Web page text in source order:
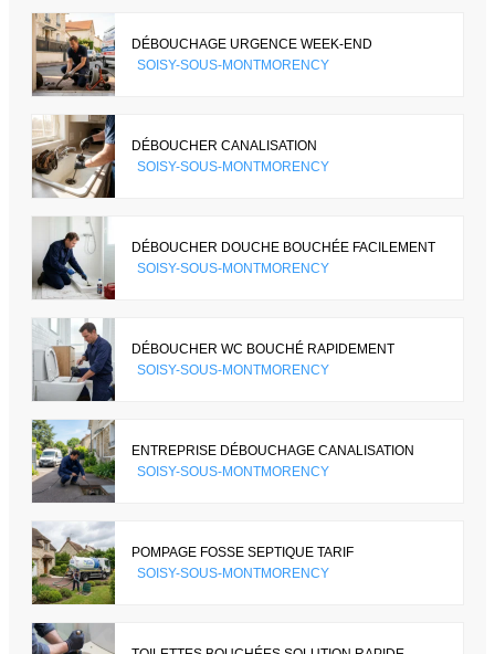
DÉBOUCHAGE URGENCE WEEK-END
SOISY-SOUS-MONTMORENCY
DÉBOUCHER CANALISATION
SOISY-SOUS-MONTMORENCY
DÉBOUCHER DOUCHE BOUCHÉE FACILEMENT
SOISY-SOUS-MONTMORENCY
DÉBOUCHER WC BOUCHÉ RAPIDEMENT
SOISY-SOUS-MONTMORENCY
ENTREPRISE DÉBOUCHAGE CANALISATION
SOISY-SOUS-MONTMORENCY
POMPAGE FOSSE SEPTIQUE TARIF
SOISY-SOUS-MONTMORENCY